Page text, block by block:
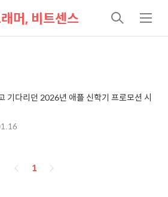
머, 비트센스
검
색
메
뉴
기다리던 2026년 애플 신학기 프로모션 시
페
1